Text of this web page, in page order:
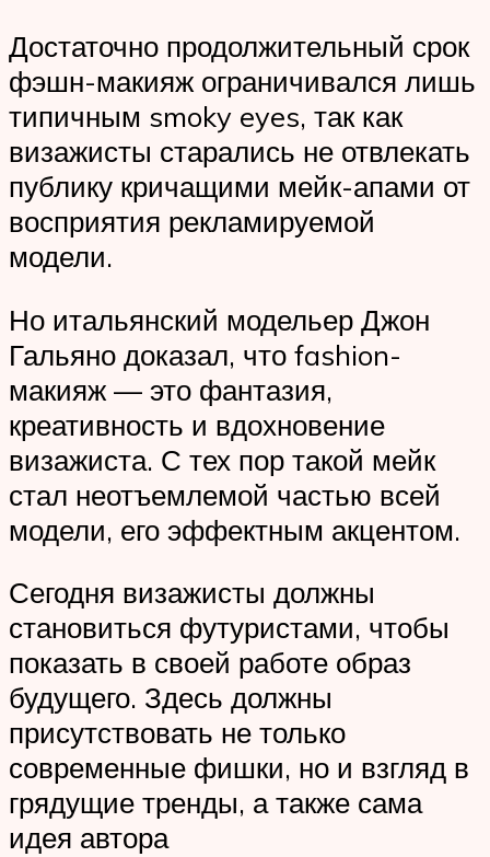
Достаточно продолжительный срок
фэшн-макияж ограничивался лишь
типичным smoky eyes, так как
визажисты старались не отвлекать
публику кричащими мейк-апами от
восприятия рекламируемой
модели.
Но итальянский модельер Джон
Гальяно доказал, что fashion-
макияж — это фантазия,
креативность и вдохновение
визажиста. С тех пор такой мейк
стал неотъемлемой частью всей
модели, его эффектным акцентом.
Сегодня визажисты должны
становиться футуристами, чтобы
показать в своей работе образ
будущего. Здесь должны
присутствовать не только
современные фишки, но и взгляд в
грядущие тренды, а также сама
идея автора